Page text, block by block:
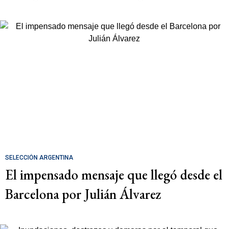
SELECCIÓN ARGENTINA
El impensado mensaje que llegó desde el
Barcelona por Julián Álvarez